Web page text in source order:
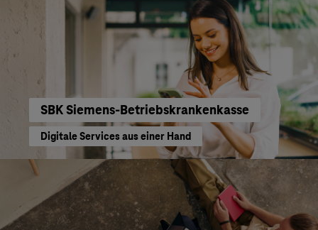
SBK Siemens-Betriebskrankenkasse
Digitale Services aus einer Hand